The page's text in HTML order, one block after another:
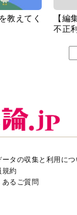
るご質問
CHUOKORON-